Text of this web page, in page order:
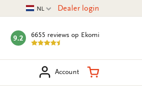
Huidige taal
NL Dealer login
mark:
9.2 6655 reviews op Ekomi
Account Winkelmand